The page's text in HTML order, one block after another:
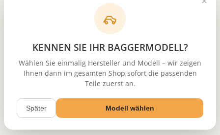
KENNEN SIE IHR BAGGERMODELL?
Wählen Sie einmalig Hersteller und Modell – wir zeigen
Ihnen dann im gesamten Shop sofort die passenden
Teile zuerst an.
Später Modell wählen